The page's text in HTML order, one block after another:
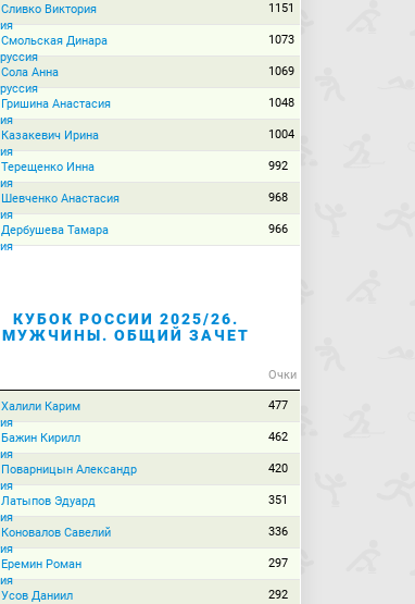
Сливко Виктория 1151
Смольская Динара 1073
Сола Анна 1069
Гришина Анастасия 1048
Казакевич Ирина 1004
Терещенко Инна 992
Шевченко Анастасия 968
Дербушева Тамара 966
КУБОК РОССИИ 2025/26.
МУЖЧИНЫ. ОБЩИЙ ЗАЧЕТ
Очки
Халили Карим 477
Бажин Кирилл 462
Поварницын Александр 420
Латыпов Эдуард 351
Коновалов Савелий 336
Еремин Роман 297
Усов Даниил 292